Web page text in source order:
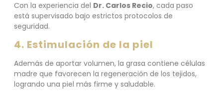
Con la experiencia del Dr. Carlos Recio, cada paso
está supervisado bajo estrictos protocolos de
seguridad.
4. Estimulación de la piel
Además de aportar volumen, la grasa contiene células
madre que favorecen la regeneración de los tejidos,
logrando una piel más firme y saludable.